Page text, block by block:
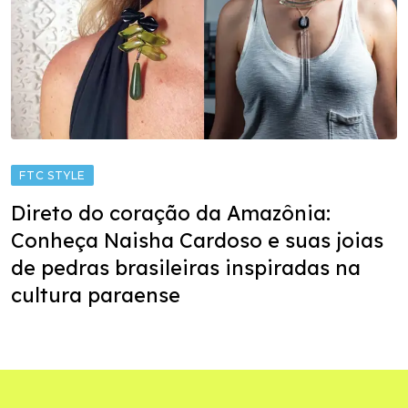
FTC STYLE
Direto do coração da Amazônia:
Conheça Naisha Cardoso e suas joias
de pedras brasileiras inspiradas na
cultura paraense